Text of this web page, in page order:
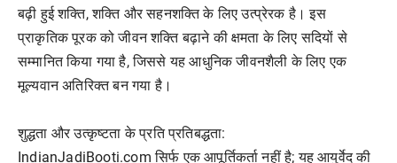
बढ़ी हुई शक्ति, शक्ति और सहनशक्ति के लिए उत्प्रेरक है। इस
प्राकृतिक पूरक को जीवन शक्ति बढ़ाने की क्षमता के लिए सदियों से
सम्मानित किया गया है, जिससे यह आधुनिक जीवनशैली के लिए एक
मूल्यवान अतिरिक्त बन गया है।
शुद्धता और उत्कृष्टता के प्रति प्रतिबद्धता:
IndianJadiBooti.com सिर्फ एक आपूर्तिकर्ता नहीं है; यह आयुर्वेद की